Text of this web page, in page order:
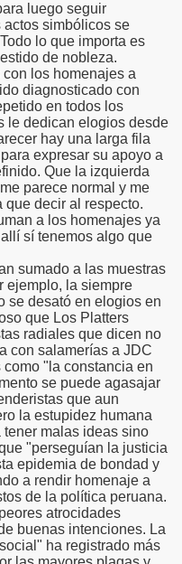
luego seguir
actos simbólicos se
lo que importa es
de nobleza.
los homenajes a
diagnosticado con
en todos los
le dedican elogios desde
hay una larga fila
expresar su apoyo a
Que la izquierda
parece normal y me
decir al respecto.
a los homenajes ya
sí tenemos algo que
sumado a las muestras
ejemplo, la siempre
se desató en elogios en
que Los Platters
radiales que dicen no
con salamerías a JDC
"la constancia en
se puede agasajar
que aun
la estupidez humana
malas ideas sino
"perseguían la justicia
epidemia de bondad y
a rendir homenaje a
de la política peruana.
atrocidades
buenas intenciones. La
ha registrado más